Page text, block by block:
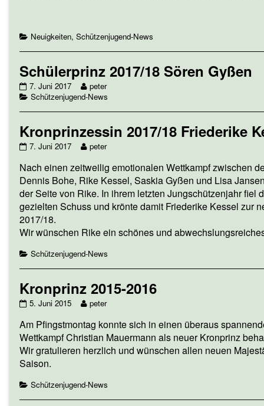
Categories
Neuigkeiten, Schützenjugend-News
Schülerprinz 2017/18 Sören Gyßen
Schülerprinz
2017/18
published
on
7. Juni 2017
Read
more
the
author
of
2017/18
Sören
Gyßen,
peter
Categories
Schützenjugend-News
Kronprinzessin 2017/18 Friederike
Kronprinzessin
Friederike
Kessel
published
on
7. Juni 2017
Read
posts
by
the
author
of
2017/18
Kessel,
peter
Nach einen zeitweilig emotionalen Wettkampf zwischen
Dennis Bohe, Rike Kessel, Saskia Gyßen und Lisa
der Seite von Rike. In ihrem letzten Jungschützenjahr fiel
gezielten Schuss und krönte damit Friederike Kessel zur
2017/18.
Wir wünschen Rike ein schönes und
Categories
Schützenjugend-News
Kronprinz 2015-2016
Kronprinz
2016
published
on
5. Juni 2015
Read
posts
by
the
author
2015-
2016,
peter
Am Pfingstmontag konnte sich in einen überaus
Wettkampf Christian Mauermann als neuer Kronprinz
Wir gratulieren herzlich und wünschen allen neuen
Saison.
Categories
Schützenjugend-News